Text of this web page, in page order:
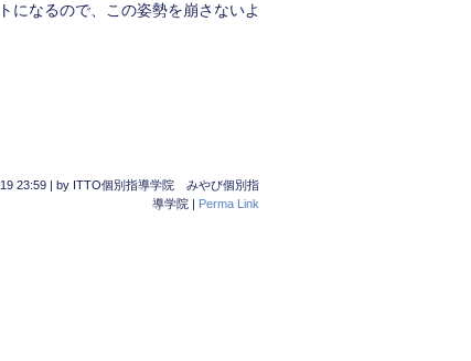
になるので、この姿勢を崩さないよ
23:59 | by ITTO個別指導学院 みやび個別指
導学院 | Perma Link